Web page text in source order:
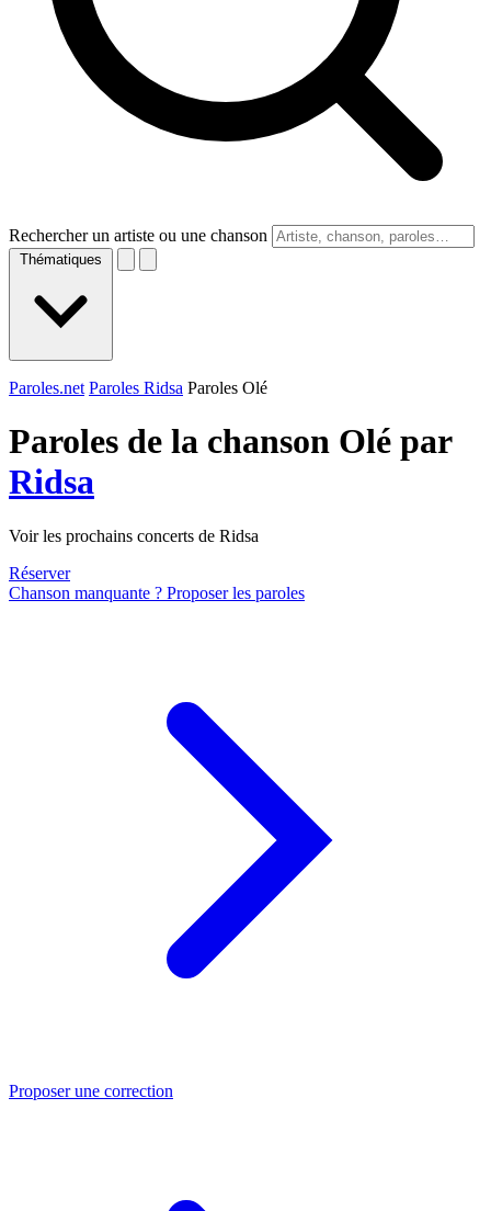
Rechercher un artiste ou une chanson
Thématiques
Paroles.net Paroles Ridsa Paroles Olé
Paroles de la chanson Olé par
Ridsa
Voir les prochains concerts de Ridsa
Réserver
Chanson manquante ? Proposer les paroles
Proposer une correction